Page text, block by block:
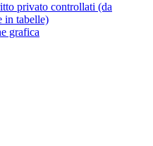
privato controllati (da
in tabelle)
grafica